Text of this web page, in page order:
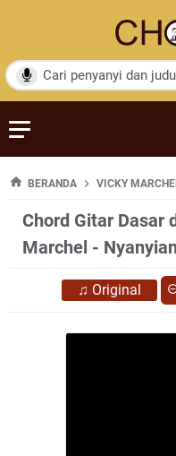
BERANDA VICKY
Chord Gitar Dasar
Marchel -
♫ Original